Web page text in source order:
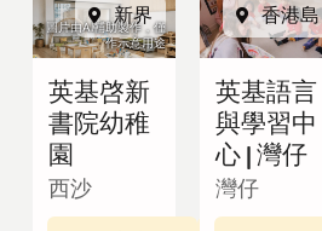
新界
圖片由AI輔助製作，僅
作示意用途
英基啓新
書院幼稚
園
西沙
香港島
英基語言
與學習中
心 | 灣仔
灣仔
查詢表格
繁體中文